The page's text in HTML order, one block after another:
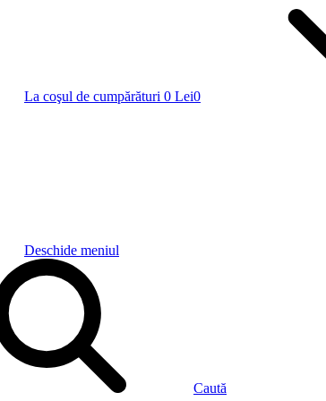
La coşul de cumpărături 0 Lei0
Deschide meniul
Caută